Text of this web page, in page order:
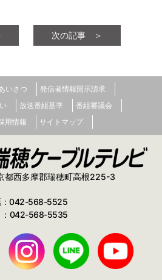
次の記事 ＞
いさつ
発信者情報開示請求
放送番組基準
番組審議会
用情報 サイトマップ
都西多摩郡瑞穂町高根225-3
：042-568-5525
：042-568-5535